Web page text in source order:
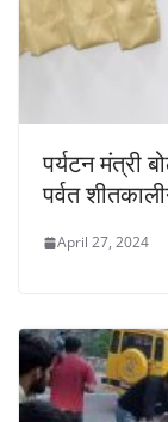
पर्यटन मंत्री
पर्वत
April 27, 2024